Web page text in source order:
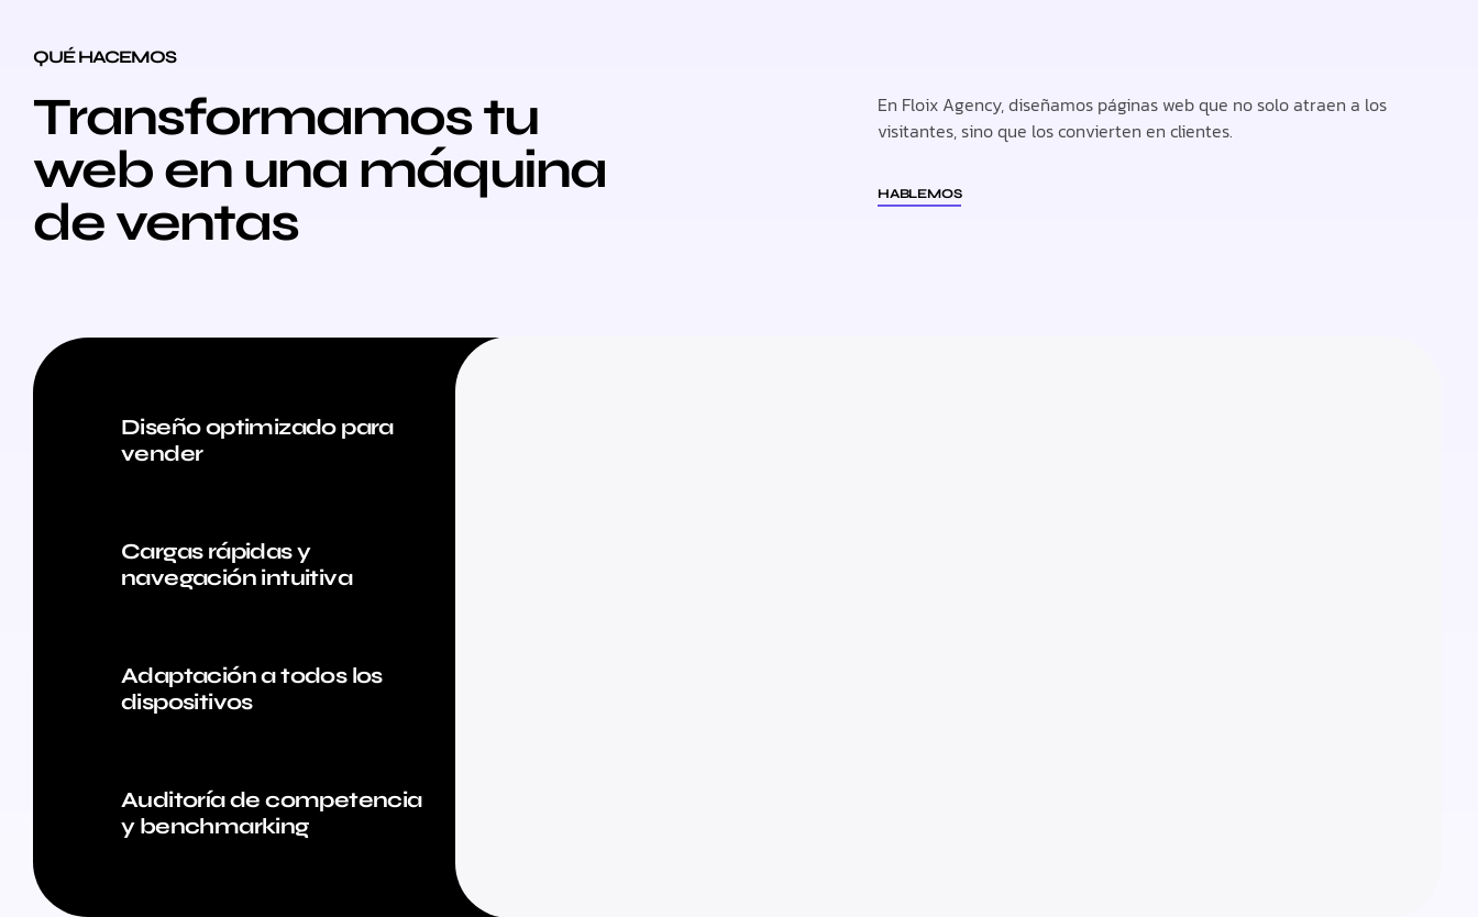
QUÉ HACEMOS
Transformamos tu
web en una máquina
de ventas
En Floix Agency, diseñamos páginas web que no solo atraen a los
visitantes, sino que los convierten en clientes.
HABLEMOS
Diseño optimizado para
vender
Cargas rápidas y
navegación intuitiva
Adaptación a todos los
dispositivos
Auditoría de competencia
y benchmarking